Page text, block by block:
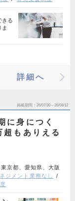
きる
ま
詳細へ
掲載期間 26/07/30～26/08/12
に身につく
もありえる
京都、愛知県、大阪
ジメント業務なし